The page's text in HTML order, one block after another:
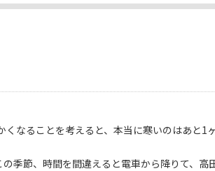
なることを考えると、本当に寒いのはあと1
季節、時間を間違えると電車から降りて、高